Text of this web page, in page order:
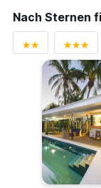
Nach Sternen